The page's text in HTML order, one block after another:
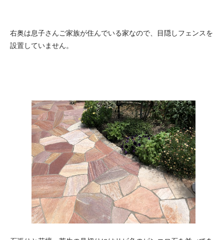
右奥は息子さんご家族が住んでいる家なので、目隠しフェンスを
設置していません。